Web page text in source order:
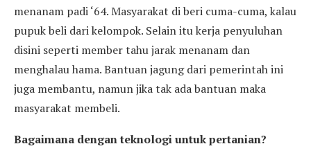
menanam padi ‘64. Masyarakat di beri cuma-cuma, kalau
pupuk beli dari kelompok. Selain itu kerja penyuluhan
disini seperti member tahu jarak menanam dan
menghalau hama. Bantuan jagung dari pemerintah ini
juga membantu, namun jika tak ada bantuan maka
masyarakat membeli.
Bagaimana dengan teknologi untuk pertanian?